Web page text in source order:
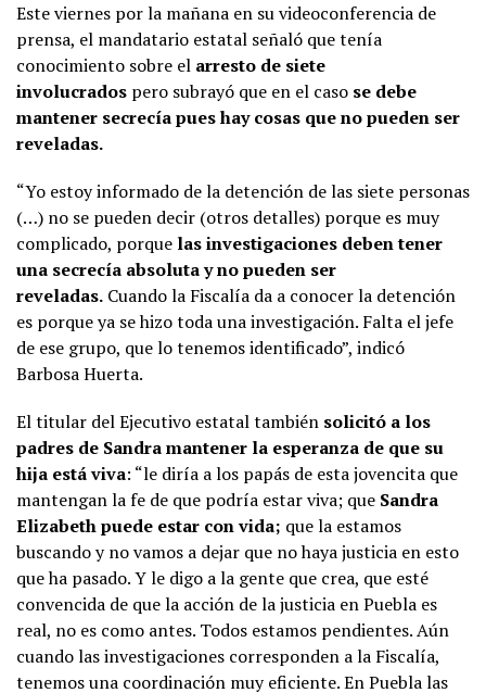
Este viernes por la mañana en su videoconferencia de
prensa, el mandatario estatal señaló que tenía
conocimiento sobre el arresto de siete
involucrados pero subrayó que en el caso se debe
mantener secrecía pues hay cosas que no pueden ser
reveladas.
“Yo estoy informado de la detención de las siete personas
(…) no se pueden decir (otros detalles) porque es muy
complicado, porque las investigaciones deben tener
una secrecía absoluta y no pueden ser
reveladas. Cuando la Fiscalía da a conocer la detención
es porque ya se hizo toda una investigación. Falta el jefe
de ese grupo, que lo tenemos identificado”, indicó
Barbosa Huerta.
El titular del Ejecutivo estatal también solicitó a los
padres de Sandra mantener la esperanza de que su
hija está viva: “le diría a los papás de esta jovencita que
mantengan la fe de que podría estar viva; que Sandra
Elizabeth puede estar con vida; que la estamos
buscando y no vamos a dejar que no haya justicia en esto
que ha pasado. Y le digo a la gente que crea, que esté
convencida de que la acción de la justicia en Puebla es
real, no es como antes. Todos estamos pendientes. Aún
cuando las investigaciones corresponden a la Fiscalía,
tenemos una coordinación muy eficiente. En Puebla las